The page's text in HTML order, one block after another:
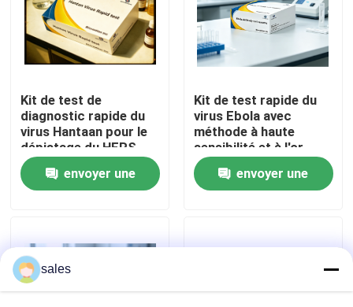
Contrôle qualité
Contactez-nous
Nouvelles
VR Show
Kit de test de
diagnostic rapide du
virus Hantaan pour le
dépistage du HFRS
envoyer une
Kit de test rapide du
virus Ebola avec
méthode à haute
sensibilité et à l'or
colloïdal pour des
résultats de 15
minutes
envoyer une
sales